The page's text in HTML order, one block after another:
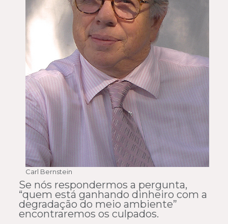
Carl Bernstein
Se nós respondermos a pergunta,
“quem está ganhando dinheiro com a
degradação do meio ambiente”
encontraremos os culpados.